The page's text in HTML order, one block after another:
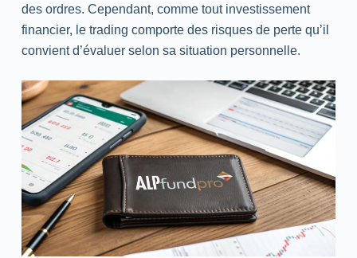
des ordres. Cependant, comme tout investissement
financier, le trading comporte des risques de perte qu’il
convient d’évaluer selon sa situation personnelle.